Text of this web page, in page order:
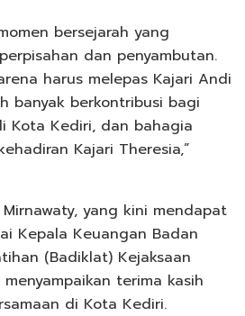
bersejarah yang
dan penyambutan.
harus melepas Kajari Andi
banyak berkontribusi bagi
Kota Kediri, dan bahagia
Kajari Theresia,”
yang kini mendapat
Kepala Keuangan Badan
(Badiklat) Kejaksaan
terima kasih
di Kota Kediri.